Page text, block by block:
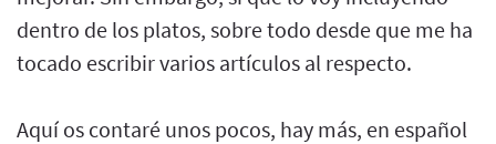
dentro de los platos, sobre todo desde que me ha
tocado escribir varios artículos al respecto.
Aquí os contaré unos pocos, hay más, en español